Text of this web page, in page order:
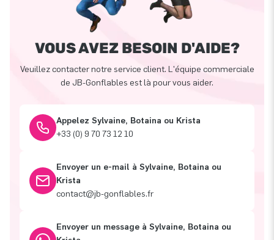
VOUS AVEZ BESOIN D'AIDE?
Veuillez contacter notre service client. L'équipe commerciale
de JB-Gonflables est là pour vous aider.
Appelez Sylvaine, Botaina ou Krista
+33 (0) 9 70 73 12 10
Envoyer un e-mail à Sylvaine, Botaina ou
Krista
contact@jb-gonflables.fr
Envoyer un message à Sylvaine, Botaina ou